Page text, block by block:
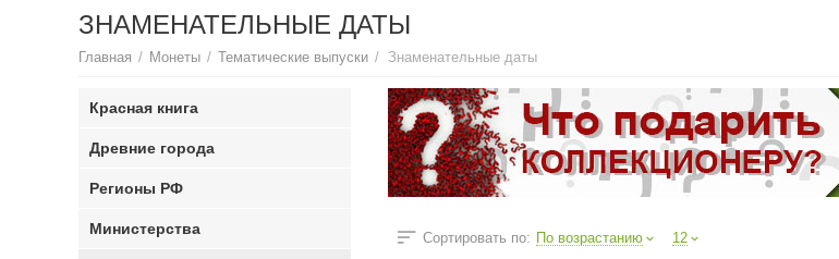
ЗНАМЕНАТЕЛЬНЫЕ ДАТЫ
Главная / Монеты / Тематические выпуски / Знаменательные даты
Сортировать по: По возрастанию 12
Красная книга
Древние города
Регионы РФ
Министерства